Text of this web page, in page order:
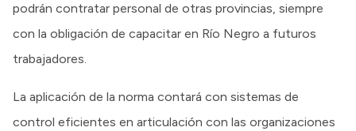
podrán contratar personal de otras provincias, siempre
con la obligación de capacitar en Río Negro a futuros
trabajadores.
La aplicación de la norma contará con sistemas de
control eficientes en articulación con las organizaciones